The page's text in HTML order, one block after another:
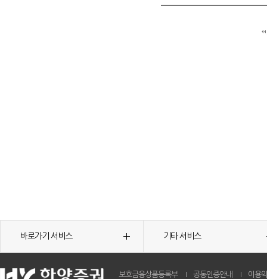
바로가기 서비스 기타 서비스
보호금융상품등록부 공동인증안내 이용